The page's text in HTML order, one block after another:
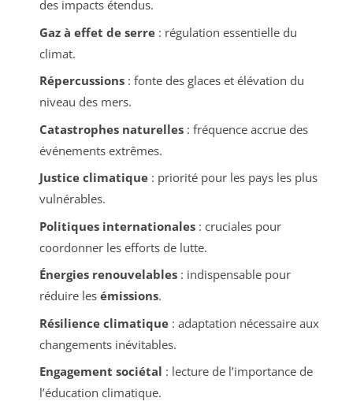
des impacts étendus.
Gaz à effet de serre: régulation essentielle du
climat.
Répercussions: fonte des glaces et élévation du
niveau des mers.
Catastrophes naturelles: fréquence accrue des
événements extrêmes.
Justice climatique: priorité pour les pays les plus
vulnérables.
Politiques internationales: cruciales pour
coordonner les efforts de lutte.
Énergies renouvelables: indispensable pour
réduire les émissions.
Résilience climatique: adaptation nécessaire aux
changements inévitables.
Engagement sociétal : lecture de l’importance de
l’éducation climatique.